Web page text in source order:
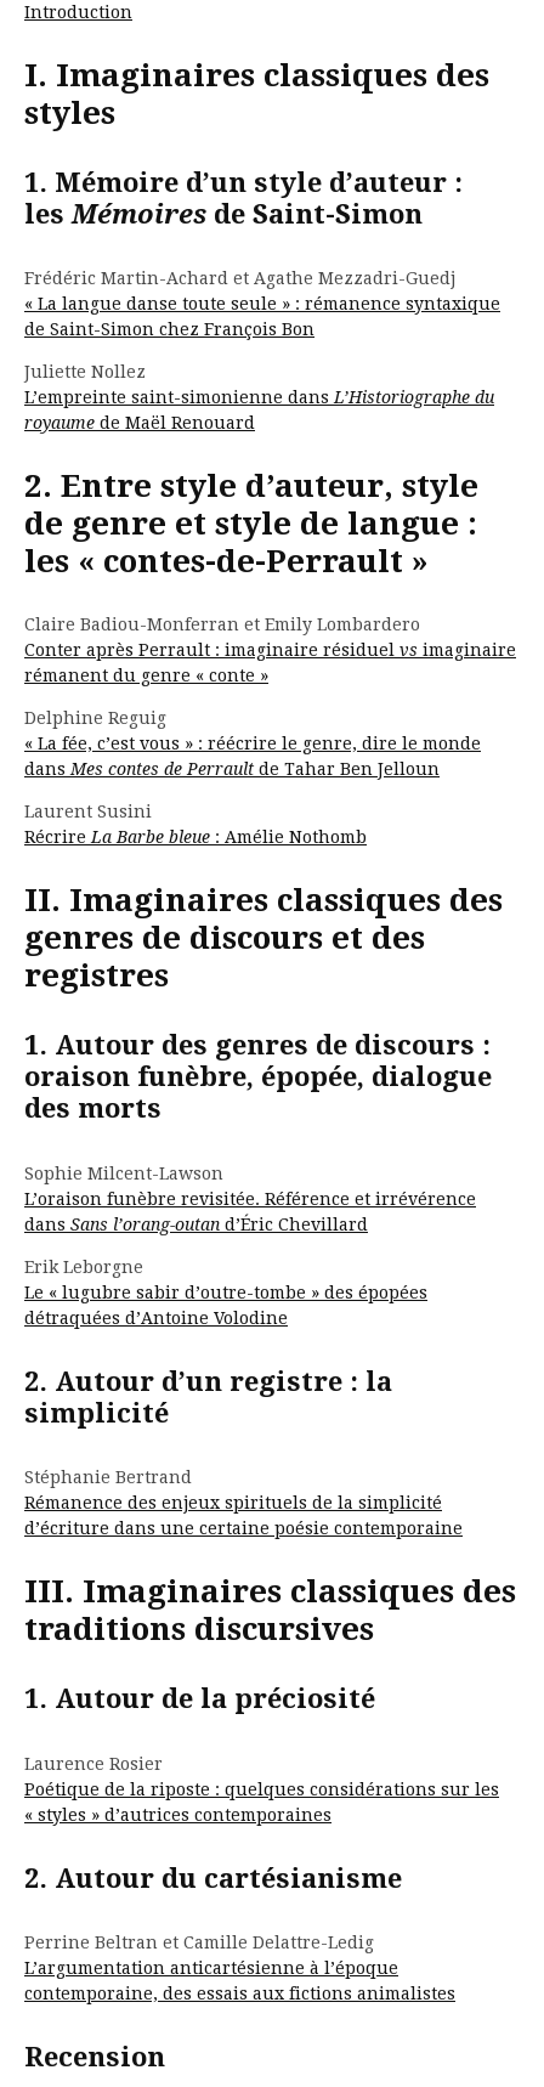
Introduction
I. Imaginaires classiques des
styles
1. Mémoire d’un style d’auteur :
lesMémoires de Saint-Simon
Frédéric Martin-Achard et Agathe Mezzadri-Guedj
« La langue danse toute seule » : rémanence syntaxique
de Saint-Simon chez François Bon
Juliette Nollez
L’empreinte saint-simonienne dans L’Historiographe du
royaume de Maël Renouard
2. Entre style d’auteur, style
de genre et style de langue :
les « contes-de-Perrault »
Claire Badiou-Monferran et Emily Lombardero
Conter après Perrault : imaginaire résiduel vs imaginaire
rémanent du genre « conte »
Delphine Reguig
« La fée, c’est vous » : réécrire le genre, dire le monde
dans Mes contes de Perrault de Tahar Ben Jelloun
Laurent Susini
Récrire La Barbe bleue : Amélie Nothomb
II. Imaginaires classiques des
genres de discours et des
registres
1. Autour des genres de discours :
oraison funèbre, épopée, dialogue
des morts
Sophie Milcent-Lawson
L’oraison funèbre revisitée. Référence et irrévérence
dans Sans l’orang-outan d’Éric Chevillard
Erik Leborgne
Le « lugubre sabir d’outre-tombe » des épopées
détraquées d’Antoine Volodine
2. Autour d’un registre : la
simplicité
Stéphanie Bertrand
Rémanence des enjeux spirituels de la simplicité
d’écriture dans une certaine poésie contemporaine
III. Imaginaires classiques des
traditions discursives
1. Autour de la préciosité
Laurence Rosier
Poétique de la riposte : quelques considérations sur les
« styles » d’autrices contemporaines
2. Autour du cartésianisme
Perrine Beltran et Camille Delattre-Ledig
L’argumentation anticartésienne à l’époque
contemporaine, des essais aux fictions animalistes
Recension